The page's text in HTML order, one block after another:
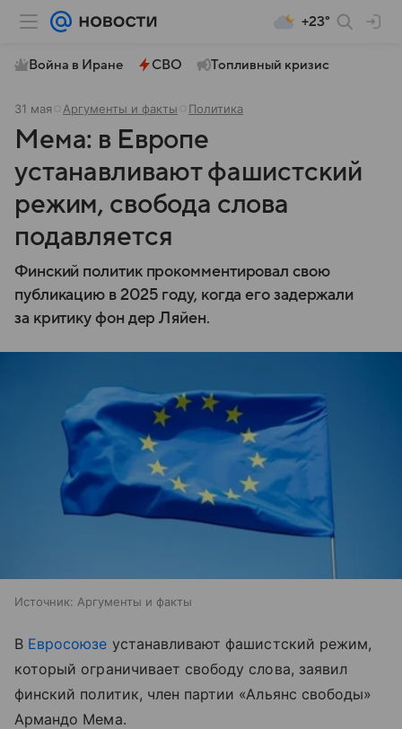
+23°
Война в Иране СВО Топливный кризис
31 мая Аргументы и факты Политика
Мема: в Европе
устанавливают фашистский
режим, свобода слова
подавляется
Финский политик прокомментировал свою
публикацию в 2025 году, когда его задержали
за критику фон дер Ляйен.
Источник: Аргументы и факты
В Евросоюзе устанавливают фашистский режим,
который ограничивает свободу слова, заявил
финский политик, член партии «Альянс свободы»
Армандо Мема.